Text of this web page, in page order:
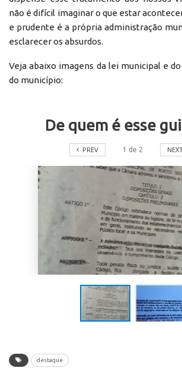
não é difícil imaginar o que estar
e prudente é a própria administração
esclarecer os absurdos.
Veja abaixo imagens da lei municipal e
do município:
De quem é esse
PREV 1 de 2
destaque